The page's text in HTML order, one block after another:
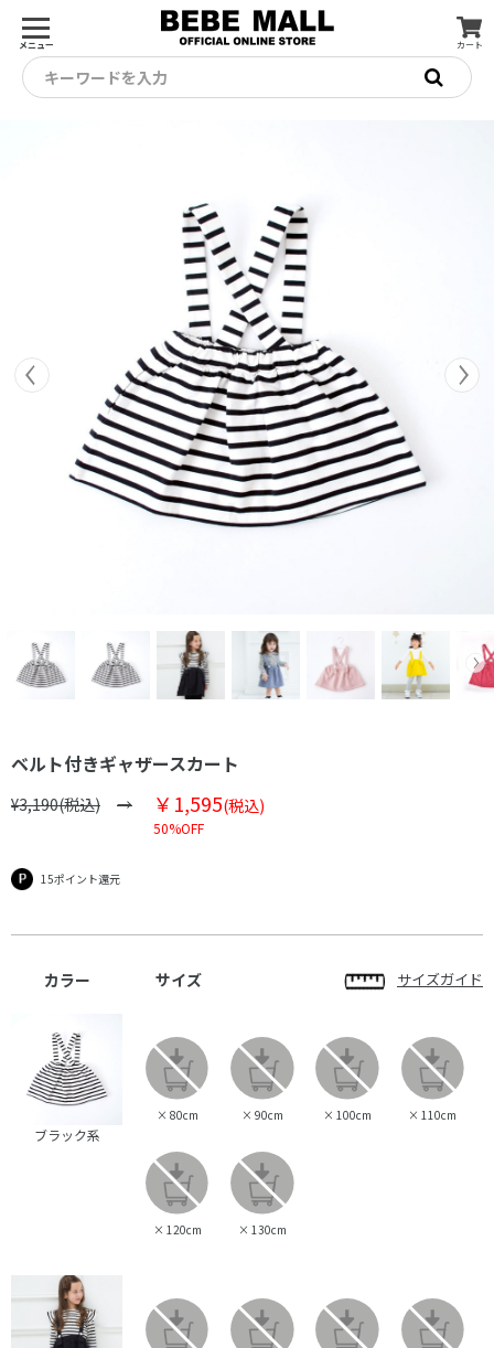
メニュー カート
キーワードを入力
ベルト付きギャザースカート
¥3,190(税込) ￥1,595(税込)
50%OFF
15ポイント還元
カラー サイズ サイズガイド
ブラック系
× 80cm × 90cm × 100cm × 110cm
× 120cm × 130cm